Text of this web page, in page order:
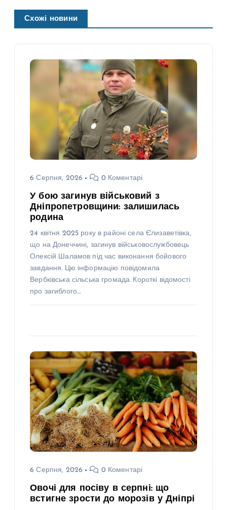
Схожі новини
6 Серпня, 2026 0 Коментарі
У бою загинув військовий з
Дніпропетровщини: залишилась
родина
24 квітня 2025 року в районі села Єлизаветівка,
що на Донеччині, загинув військовослужбовець
Олексій Шаламов під час виконання бойового
завдання. Цю інформацію повідомила
Вербківська сільська громада. Короткі відомості
про загиблого…
6 Серпня, 2026 0 Коментарі
Овочі для посіву в серпні: що
встигне зрости до морозів у Дніпрі